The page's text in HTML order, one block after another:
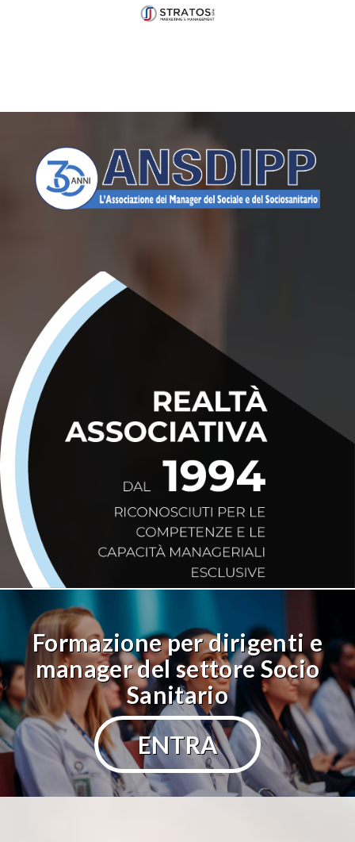
Formazione per dirigenti e
manager del settore Socio
Sanitario
ENTRA